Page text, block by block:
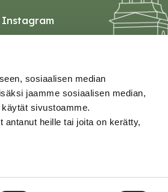
sosiaalisen median
jaamme sosiaalisen median,
sivustoamme.
heille tai joita on kerätty,
Instagram